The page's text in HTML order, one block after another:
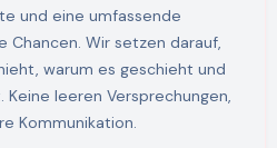
und eine umfassende
Chancen. Wir setzen darauf,
warum es geschieht und
leeren Versprechungen,
Kommunikation.